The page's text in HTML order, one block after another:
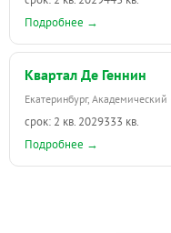
Подробнее →
Квартал Де Геннин
Екатеринбург, Академический
срок: 2 кв. 2029333 кв.
Подробнее →